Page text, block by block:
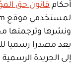
أحكام قانون حق
يعد مصدرا رسميا
إلى الجريدة